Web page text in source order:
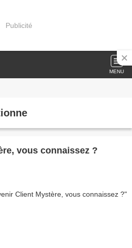
Publicité
MENU
vous connaissez ?